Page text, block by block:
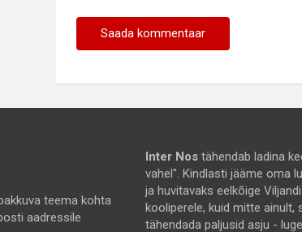
teema kohta
aadressile
Inter Nostähendab ladina
vahel". Kindlasti jääme oma
ja huvitavaks eelkõige
kooliperele, kuid mitte ainult,
tähendada paljusid asju -